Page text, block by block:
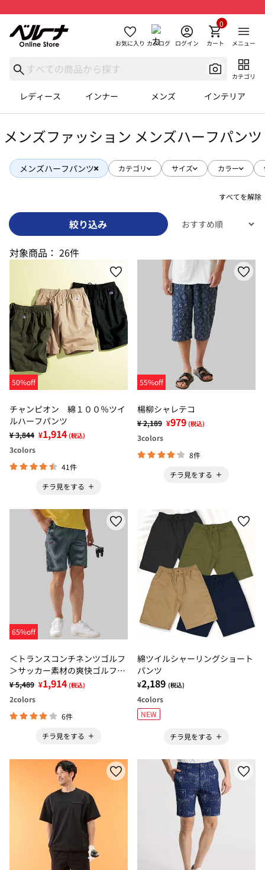
お気に入り カタログ ログイン カート
0
メニュー
カテゴリ
レディース インナー メンズ インテリア
メンズファッション メンズハーフパンツ
メンズハーフパンツ カテゴリ サイズ カラー
すべてを解除
絞り込み
対象商品： 26件
50%off
チャンピオン 綿１００％ツイ
ルハーフパンツ
¥ 3,844 ¥1,914 (税込)
3colors
41件
チラ見をする
55%off
楊柳シャレテコ
¥ 2,189 ¥979 (税込)
3colors
8件
チラ見をする
65%off
＜トランスコンチネンツゴルフ
＞サッカー素材の爽快ゴルフシ
ョーツ
¥ 5,489 ¥1,914 (税込)
2colors
6件
チラ見をする
綿ツイルシャーリングショート
パンツ
¥2,189 (税込)
4colors
NEW
チラ見をする